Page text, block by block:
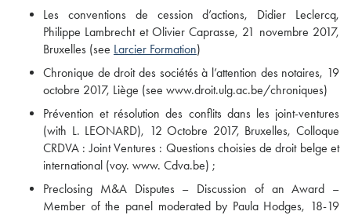
Les conventions de cession d’actions, Didier Leclercq,
Philippe Lambrecht et Olivier Caprasse, 21 novembre 2017,
Bruxelles (see Larcier Formation)
Chronique de droit des sociétés à l’attention des notaires, 19
octobre 2017, Liège (see www.droit.ulg.ac.be/chroniques)
Prévention et résolution des conflits dans les joint-ventures
(with L. LEONARD), 12 Octobre 2017, Bruxelles, Colloque
CRDVA : Joint Ventures : Questions choisies de droit belge et
international (voy. www. Cdva.be) ;
Preclosing M&A Disputes – Discussion of an Award –
Member of the panel moderated by Paula Hodges, 18-19